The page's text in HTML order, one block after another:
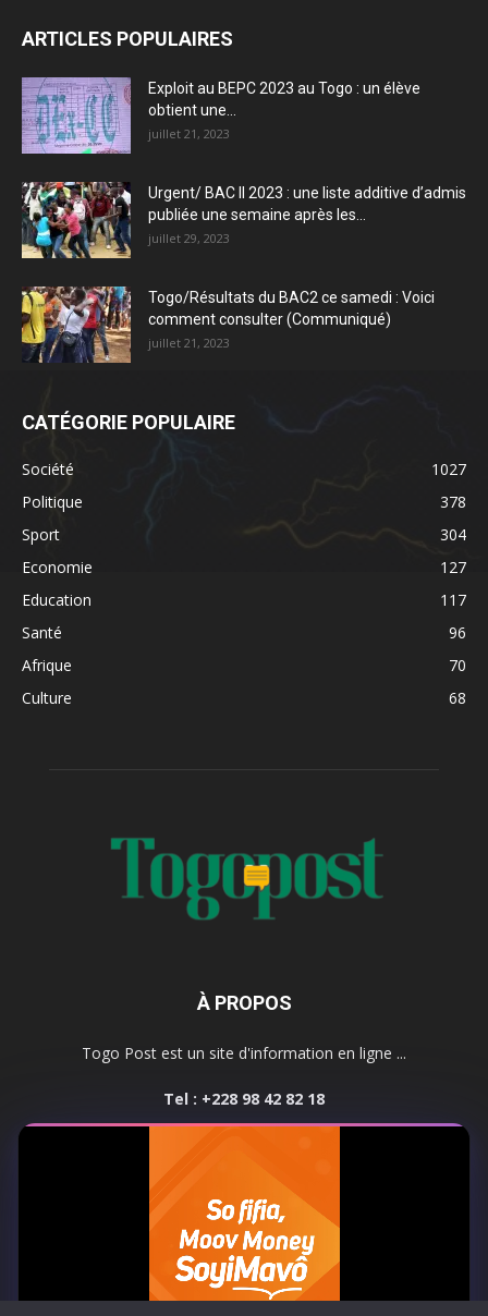
ARTICLES POPULAIRES
Exploit au BEPC 2023 au Togo : un élève
obtient une...
juillet 21, 2023
Urgent/ BAC II 2023 : une liste additive d’admis
publiée une semaine après les...
juillet 29, 2023
Togo/Résultats du BAC2 ce samedi : Voici
comment consulter (Communiqué)
juillet 21, 2023
CATÉGORIE POPULAIRE
Société
1027
Politique
378
Sport
304
Economie
127
Education
117
Santé
96
Afrique
70
Culture
68
À PROPOS
Togo Post est un site d'information en ligne ...
Tel : +228 98 42 82 18
SUIVEZ NOUS